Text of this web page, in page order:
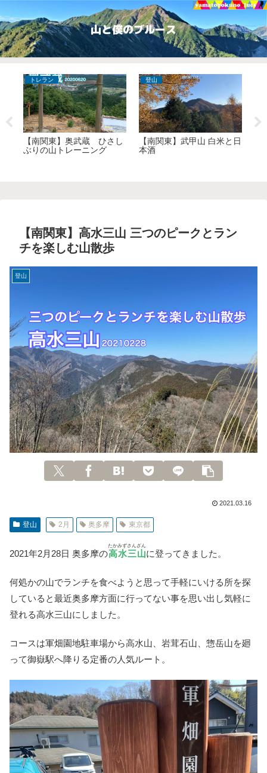
山と僕のブルース
トレラン
【南関東】奥武蔵 ひさし
ぶりの山トレーニング
登山
【南関東】武甲山 白米と日
本酒
【南関東】高水三山 三つのピークとラン
チを楽しむ山散歩
登山
2021.03.16
登山 2月 奥多摩 東京都
2021年2月28日 奥多摩の高水三山
たかみずさんざん
に登ってきました。
何処かの山でランチを食べようと思って手軽にいける所を探
していると最近奥多摩方面に行ってない事を思い出し気軽に
登れる高水三山にしました。
コースは軍畑園地駐車場から高水山、岩茸石山、惣岳山を廻
って御嶽駅へ降りる定番の人気ルート。